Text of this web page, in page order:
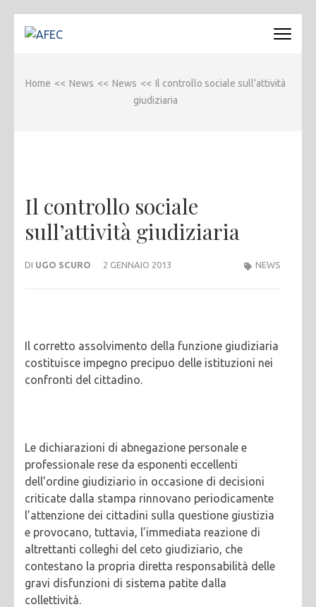
invio)
Home << News << News << Il controllo sociale sull’attività
giudiziaria
Il controllo sociale
sull’attività giudiziaria
DI UGO SCURO 2 GENNAIO 2013 NEWS
Il corretto assolvimento della funzione giudiziaria
costituisce impegno precipuo delle istituzioni nei
confronti del cittadino.
Le dichiarazioni di abnegazione personale e
professionale rese da esponenti eccellenti
dell’ordine giudiziario in occasione di decisioni
criticate dalla stampa rinnovano periodicamente
l’attenzione dei cittadini sulla questione giustizia
e provocano, tuttavia, l’immediata reazione di
altrettanti colleghi del ceto giudiziario, che
contestano la propria diretta responsabilità delle
gravi disfunzioni di sistema patite dalla
collettività.